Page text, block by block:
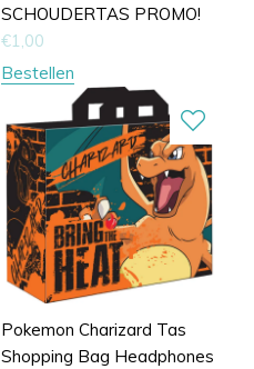
SCHOUDERTAS PROMO!
€1,00
Bestellen
Pokemon Charizard Tas
Shopping Bag Headphones